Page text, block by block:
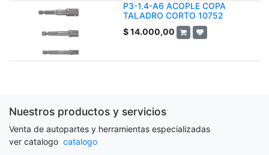
P3-1.4-A6 ACOPLE COPA
TALADRO CORTO 10752
$14.000,00
Nuestros productos y servicios
Venta de autopartes y herramientas especializadas
ver catalogo catalogo